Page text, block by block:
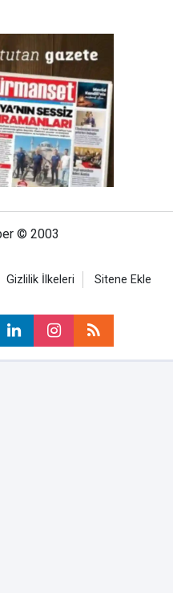
© 2003
Gizlilik İlkeleri Sitene Ekle